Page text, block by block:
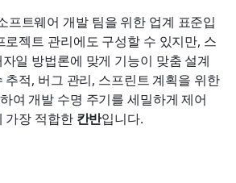
프트웨어 개발 팀을 위한 업계 표준입
로젝트 관리에도 구성할 수 있지만, 스
일 방법론에 맞게 기능이 맞춤 설계
추적, 버그 관리, 스프린트 계획을 위한
여 개발 수명 주기를 세밀하게 제어
가장 적합한 칸반입니다.